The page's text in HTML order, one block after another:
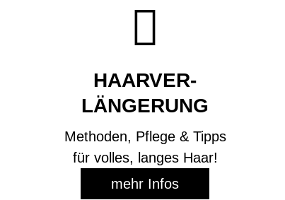

HAAR­VER­
LÄNGERUNG
Methoden, Pflege & Tipps
für volles, langes Haar!
mehr Infos